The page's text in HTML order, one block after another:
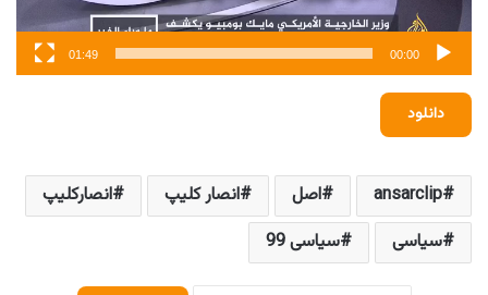
00:00
01:49
دانلود
ansarclip اصل انصار کلیپ
انصارکلیپ
سیاسی
سیاسی 99